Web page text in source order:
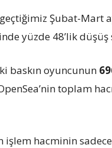
Şubat-Mart
yüzde 48’lik düşüş
baskın oyuncunun
toplam
hacminin